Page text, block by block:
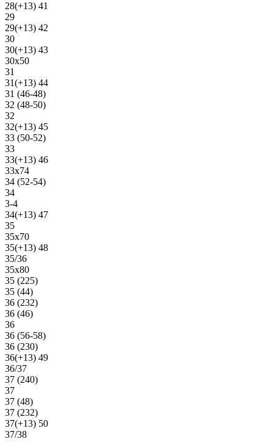
28(+13) 41
29
29(+13) 42
30
30(+13) 43
30х50
31
31(+13) 44
31 (46-48)
32 (48-50)
32
32(+13) 45
33 (50-52)
33
33(+13) 46
33х74
34 (52-54)
34
3-4
34(+13) 47
35
35х70
35(+13) 48
35/36
35х80
35 (225)
35 (44)
36 (232)
36 (46)
36
36 (56-58)
36 (230)
36(+13) 49
36/37
37 (240)
37
37 (48)
37 (232)
37(+13) 50
37/38